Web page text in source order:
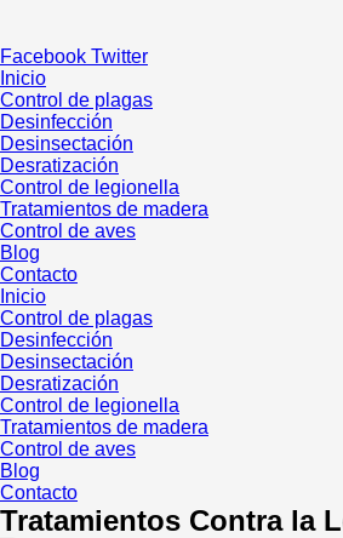
al
contenido
Facebook Twitter
Inicio
Control de plagas
Desinfección
Desinsectación
Desratización
Control de legionella
Tratamientos de madera
Control de aves
Blog
Contacto
Inicio
Control de plagas
Desinfección
Desinsectación
Desratización
Control de legionella
Tratamientos de madera
Control de aves
Blog
Contacto
Tratamientos Contra la